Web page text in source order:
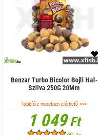
Benzar Turbo Bicolor Bojli Hal-
Szilva 250G 20Mm
Többféle méretben elérhető >>>
1 049Ft